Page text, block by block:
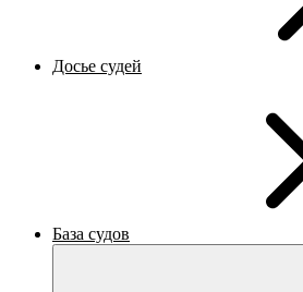
Досье судей
База судов